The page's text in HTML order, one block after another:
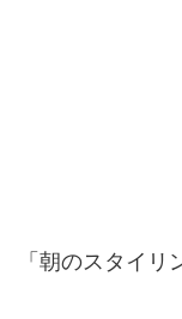
「朝のスタイリ